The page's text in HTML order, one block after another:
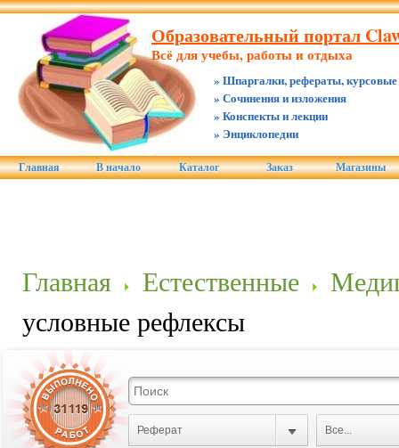
Образовательный портал
Всё для учебы, работы и отдыха
» Шпаргалки, рефераты, курсовые
» Сочинения и изложения
» Конспекты и лекции
» Энциклопедии
Главная В начало Каталог Заказ Магазины
Главная Естественные
условные рефлексы
Реферат Все...